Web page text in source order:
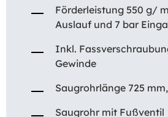
Förderleistung 550 g/
Auslauf und 7 bar
Inkl.
Gewinde
Saugrohrlänge 725
Saugrohr mit Fußventil